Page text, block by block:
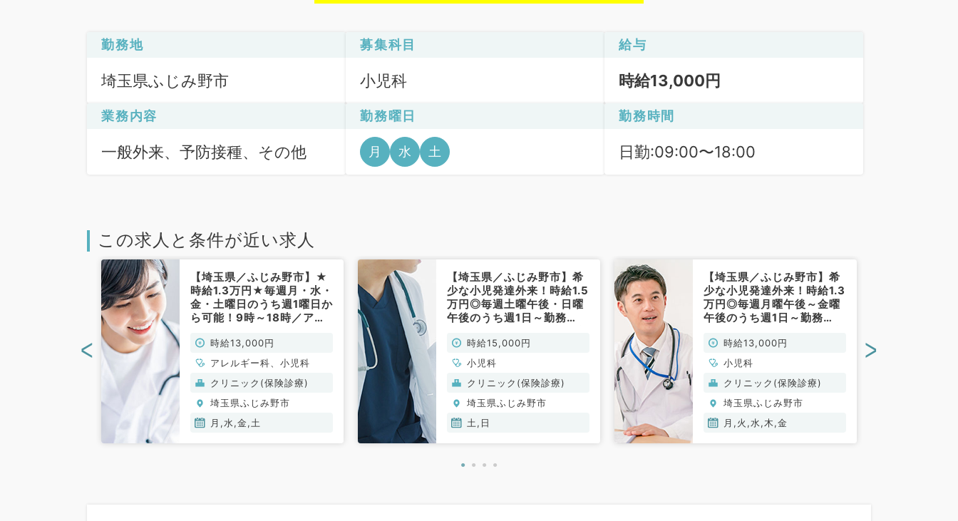
勤務地
埼玉県ふじみ野市
募集科目
小児科
給与
時給13,000円
業務内容
一般外来、予防接種、その他
勤務曜日
月 水 土
勤務時間
日勤:09:00〜18:00
この求人と条件が近い求人
【埼玉県／ふじみ野市】★
時給1.3万円★毎週月・水・
金・土曜日のうち週1曜日か
ら可能！9時～18時／アレ
診制／最寄り駅よりタクシ
ー利用可能です！（小児
科・アレルギー科／非常
勤）
時給13,000円
アレルギー科、小児科
クリニック(保険診療)
埼玉県ふじみ野市
月,水,金,土
【埼玉県／ふじみ野市】希
少な小児発達外来！時給1.5
万円◎毎週土曜午後・日曜
午後のうち週1日～勤務
♪～商業施設内の小児科ク
リニック～（小児科／非常
勤）
時給15,000円
小児科
クリニック(保険診療)
埼玉県ふじみ野市
土,日
【埼玉県／ふじみ野市】希
少な小児発達外来！時給1.3
万円◎毎週月曜午後～金曜
午後のうち週1日～勤務
♪～商業施設内の小児科ク
リニック～（小児科／非常
勤）
時給13,000円
小児科
クリニック(保険診療)
埼玉県ふじみ野市
月,火,水,木,金
< >